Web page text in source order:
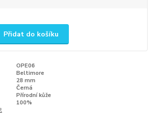
Přidat do košíku
OPE06
Beltimore
28 mm
Černá
Přírodní kůže
100%